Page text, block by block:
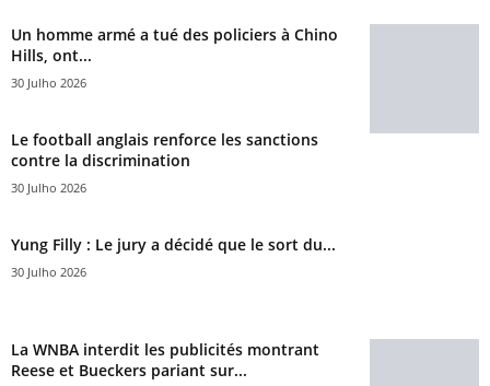
Un homme armé a tué des policiers à Chino
Hills, ont...
30 Julho 2026
Le football anglais renforce les sanctions
contre la discrimination
30 Julho 2026
Yung Filly : Le jury a décidé que le sort du...
30 Julho 2026
La WNBA interdit les publicités montrant
Reese et Bueckers pariant sur...